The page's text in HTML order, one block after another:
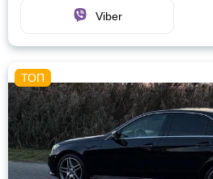
Viber